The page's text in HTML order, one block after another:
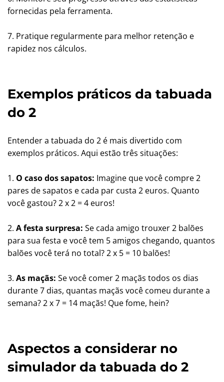
fornecidas pela ferramenta.
7. Pratique regularmente para melhor retenção e
rapidez nos cálculos.
Exemplos práticos da tabuada
do 2
Entender a tabuada do 2 é mais divertido com
exemplos práticos. Aqui estão três situações:
1. O caso dos sapatos: Imagine que você compre 2
pares de sapatos e cada par custa 2 euros. Quanto
você gastou? 2 x 2 = 4 euros!
2. A festa surpresa: Se cada amigo trouxer 2 balões
para sua festa e você tem 5 amigos chegando, quantos
balões você terá no total? 2 x 5 = 10 balões!
3. As maçãs: Se você comer 2 maçãs todos os dias
durante 7 dias, quantas maçãs você comeu durante a
semana? 2 x 7 = 14 maçãs! Que fome, hein?
Aspectos a considerar no
simulador da tabuada do 2